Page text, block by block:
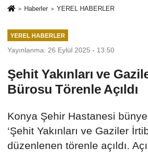
Protokolü
Haberler YEREL HABERLER
YEREL HABERLER
Yayınlanma: 26 Eylül 2025 - 13:50
Şehit Yakınları ve
Bürosu Törenle Açıldı
Konya Şehir Hastanesi
‘Şehit Yakınları ve Gaziler
düzenlenen törenle açıldı.